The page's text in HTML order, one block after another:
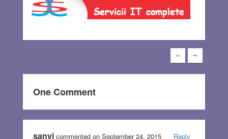
One Comment
sanyicommented on September 24, 2015
Reply